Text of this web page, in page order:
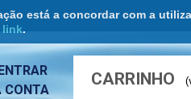
está a concordar com a
link.
CARRINHO
CONTA